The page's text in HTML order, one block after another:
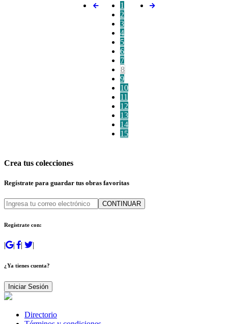
1
2
3
4
5
6
7
8
9
10
11
12
13
14
15
Crea tus colecciones
Regístrate para guardar tus obras favoritas
CONTINUAR
Regístrate con:
| | | |
¿Ya tienes cuenta?
Iniciar Sesión
Directorio